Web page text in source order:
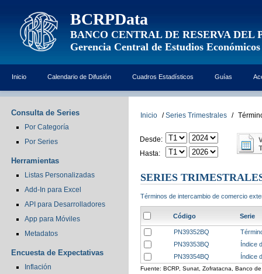
BCRPData
BANCO CENTRAL DE RESERVA DEL
Gerencia Central de Estudios Económicos
Inicio Calendario de Difusión Cuadros Estadísticos Guías
Consulta de Series
Por Categoría
Por Series
Herramientas
Listas Personalizadas
Add-In para Excel
API para Desarrolladores
App para Móviles
Metadatos
Encuesta de Expectativas
Inflación
Inicio / Series Trimestrales /
Desde:
Hasta:
SERIES
Términos de intercambio de comercio
Código Serie
PN39352BQ
PN39353BQ
Índice
PN39354BQ
Índice
Fuente: BCRP, Sunat, Zofratacna, Banco